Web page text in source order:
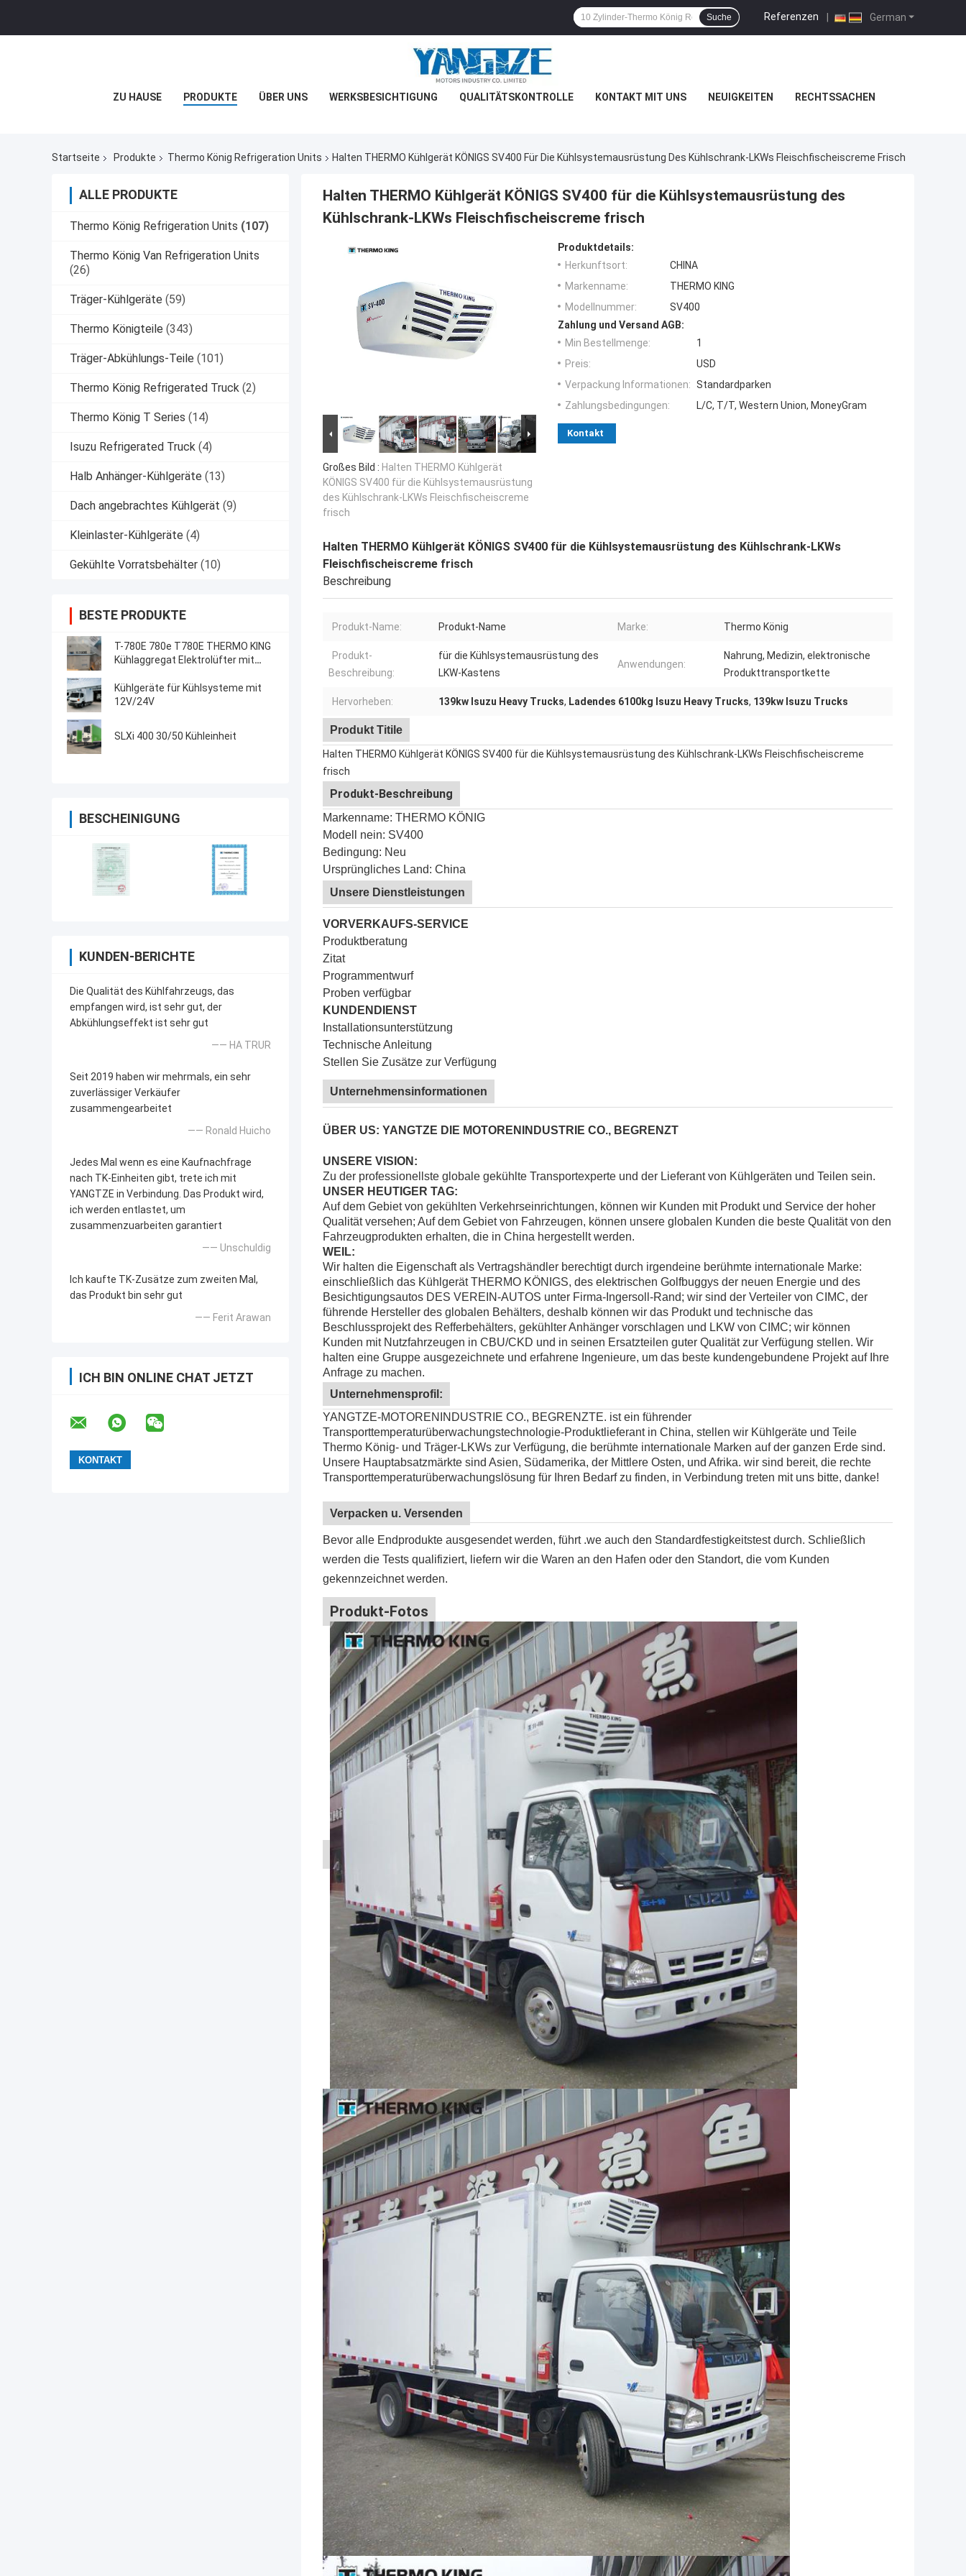
German
Referenzen |
Suche
ZU HAUSE PRODUKTE ÜBER UNS WERKSBESICHTIGUNG QUALITÄTSKONTROLLE KONTAKT MIT UNS NEUIGKEITEN RECHTSSACHEN
Startseite Produkte Thermo König Refrigeration Units Halten THERMO Kühlgerät KÖNIGS SV400 Für Die Kühlsystemausrüstung Des Kühlschrank-LKWs Fleischfischeiscreme Frisch
ALLE PRODUKTE
Thermo König Refrigeration Units (107)
Thermo König Van Refrigeration Units
(26)
Träger-Kühlgeräte (59)
Thermo Königteile (343)
Träger-Abkühlungs-Teile (101)
Thermo König Refrigerated Truck (2)
Thermo König T Series (14)
Isuzu Refrigerated Truck (4)
Halb Anhänger-Kühlgeräte (13)
Dach angebrachtes Kühlgerät (9)
Kleinlaster-Kühlgeräte (4)
Gekühlte Vorratsbehälter (10)
BESTE PRODUKTE
T-780E 780e T780E THERMO KING
Kühlaggregat Elektrolüfter mit
Standby hergestellt in China
Kühlgeräte für Kühlsysteme mit
12V/24V
SLXi 400 30/50 Kühleinheit
BESCHEINIGUNG
KUNDEN-BERICHTE
Die Qualität des Kühlfahrzeugs, das
empfangen wird, ist sehr gut, der
Abkühlungseffekt ist sehr gut
—— HA TRUR
Seit 2019 haben wir mehrmals, ein sehr
zuverlässiger Verkäufer
zusammengearbeitet
—— Ronald Huicho
Jedes Mal wenn es eine Kaufnachfrage
nach TK-Einheiten gibt, trete ich mit
YANGTZE in Verbindung. Das Produkt wird,
ich werden entlastet, um
zusammenzuarbeiten garantiert
—— Unschuldig
Ich kaufte TK-Zusätze zum zweiten Mal,
das Produkt bin sehr gut
—— Ferit Arawan
ICH BIN ONLINE CHAT JETZT
Halten THERMO Kühlgerät KÖNIGS SV400 für die Kühlsystemausrüstung des
Kühlschrank-LKWs Fleischfischeiscreme frisch
Großes Bild : Halten THERMO Kühlgerät
KÖNIGS SV400 für die Kühlsystemausrüstung
des Kühlschrank-LKWs Fleischfischeiscreme
frisch
Produktdetails:
Herkunftsort:
CHINA
Markenname:
THERMO KING
Modellnummer:
SV400
Zahlung und Versand AGB:
Min Bestellmenge:
1
Preis:
USD
Verpackung Informationen: Standardparken
Zahlungsbedingungen:
L/C, T/T, Western Union, MoneyGram
Kontakt
Halten THERMO Kühlgerät KÖNIGS SV400 für die Kühlsystemausrüstung des Kühlschrank-LKWs
Fleischfischeiscreme frisch
Beschreibung
Produkt-Name: Produkt-Name Marke: Thermo König
Produkt-
Beschreibung:
für die Kühlsystemausrüstung des
LKW-Kastens
Anwendungen:
Nahrung, Medizin, elektronische
Produkttransportkette
Hervorheben: 139kw Isuzu Heavy Trucks, Ladendes 6100kg Isuzu Heavy Trucks, 139kw Isuzu Trucks
Produkt Titile
Halten THERMO Kühlgerät KÖNIGS SV400 für die Kühlsystemausrüstung des Kühlschrank-LKWs Fleischfischeiscreme
frisch
Produkt-Beschreibung
Markenname: THERMO KÖNIG
Modell nein: SV400
Bedingung: Neu
Ursprüngliches Land: China
Unsere Dienstleistungen
VORVERKAUFS-SERVICE
Produktberatung
Zitat
Programmentwurf
Proben verfügbar
KUNDENDIENST
Installationsunterstützung
Technische Anleitung
Stellen Sie Zusätze zur Verfügung
Unternehmensinformationen
ÜBER US: YANGTZE DIE MOTORENINDUSTRIE CO., BEGRENZT
UNSERE VISION:
Zu der professionellste globale gekühlte Transportexperte und der Lieferant von Kühlgeräten und Teilen sein.
UNSER HEUTIGER TAG:
Auf dem Gebiet von gekühlten Verkehrseinrichtungen, können wir Kunden mit Produkt und Service der hoher
Qualität versehen; Auf dem Gebiet von Fahrzeugen, können unsere globalen Kunden die beste Qualität von den
Fahrzeugprodukten erhalten, die in China hergestellt werden.
WEIL:
Wir halten die Eigenschaft als Vertragshändler berechtigt durch irgendeine berühmte internationale Marke:
einschließlich das KühlgerätTHERMO KÖNIGS, des elektrischen Golfbuggys der neuen Energie und des
Besichtigungsautos DES VEREIN-AUTOS unter Firma-Ingersoll-Rand; wir sind der Verteiler von CIMC, der
führende Hersteller des globalen Behälters, deshalb können wir das Produkt und technische das
Beschlussprojekt des Refferbehälters, gekühlter Anhänger vorschlagen und LKW von CIMC; wir können
Kunden mit Nutzfahrzeugen in CBU/CKD und in seinen Ersatzteilen guter Qualität zur Verfügung stellen. Wir
halten eine Gruppe ausgezeichnete und erfahrene Ingenieure, um das beste kundengebundene Projekt auf Ihre
Anfrage zu machen.
Unternehmensprofil:
YANGTZE-MOTORENINDUSTRIE CO., BEGRENZTE. ist ein führender
Transporttemperaturüberwachungstechnologie-Produktlieferant in China, stellen wir Kühlgeräte und Teile
Thermo König- und Träger-LKWs zur Verfügung, die berühmte internationale Marken auf der ganzen Erde sind.
Unsere Hauptabsatzmärkte sind Asien, Südamerika, der Mittlere Osten, und Afrika. wir sind bereit, die rechte
Transporttemperaturüberwachungslösung für Ihren Bedarf zu finden, in Verbindung treten mit uns bitte, danke!
Verpacken u. Versenden
Bevor alle Endprodukte ausgesendet werden, führt .we auch den Standardfestigkeitstest durch. Schließlich
werden die Tests qualifiziert, liefern wir die Waren an den Hafen oder den Standort, die vom Kunden
gekennzeichnet werden.
Produkt-Fotos